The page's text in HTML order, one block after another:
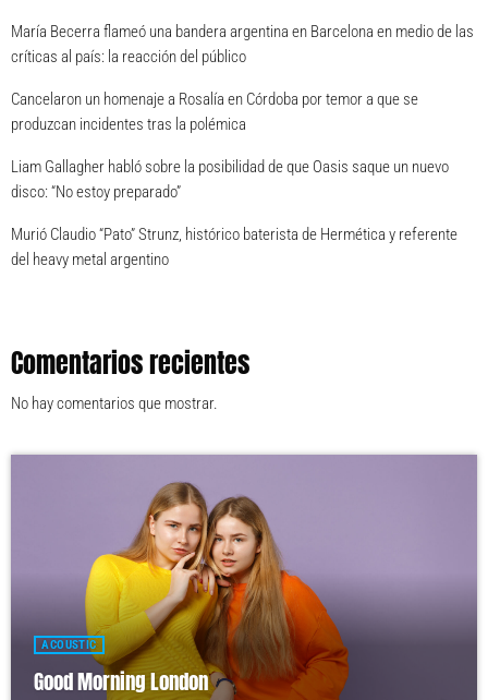
María Becerra flameó una bandera argentina en Barcelona en medio de las
críticas al país: la reacción del público
Cancelaron un homenaje a Rosalía en Córdoba por temor a que se
produzcan incidentes tras la polémica
Liam Gallagher habló sobre la posibilidad de que Oasis saque un nuevo
disco: “No estoy preparado”
Murió Claudio “Pato” Strunz, histórico baterista de Hermética y referente
del heavy metal argentino
Comentarios recientes
No hay comentarios que mostrar.
ACOUSTIC
Good Morning London